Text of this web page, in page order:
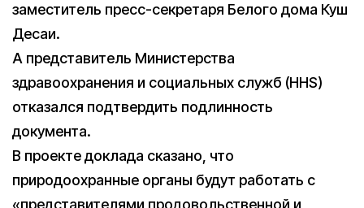
заместитель пресс-секретаря Белого дома Куш
Десаи.
А представитель Министерства
здравоохранения и социальных служб (HHS)
отказался подтвердить подлинность
документа.
В проекте доклада сказано, что
природоохранные органы будут работать с